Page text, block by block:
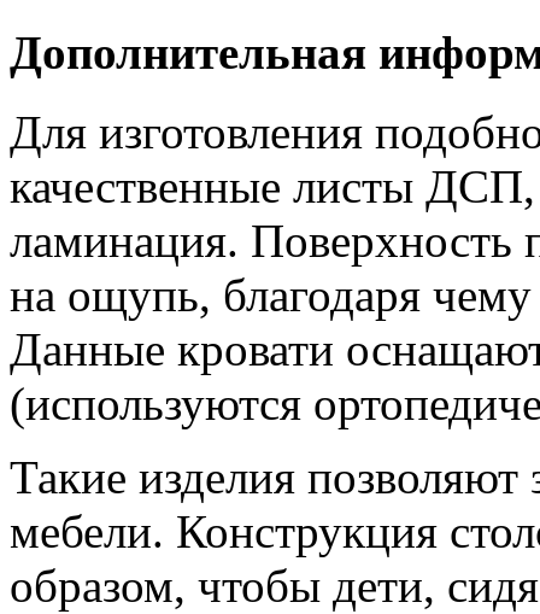
Дополнительная
Для изготовления
качественные листы ДСП,
ламинация. Поверхность
на ощупь, благодаря
Данные кровати
(используются
Такие изделия позволяют
мебели. Конструкция
образом, чтобы дети,